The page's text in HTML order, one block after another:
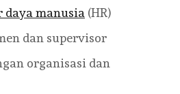
daya manusia (HR)
dan supervisor
organisasi dan